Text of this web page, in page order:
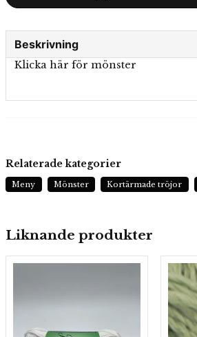
Beskrivning
Klicka här för mönster
Liknande produkter
Relaterade kategorier
Meny Mönster Kortärmade tröjor